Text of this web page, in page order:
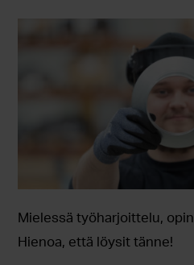
Mielessä työharjoittelu,
Hienoa, että löysit tänne!